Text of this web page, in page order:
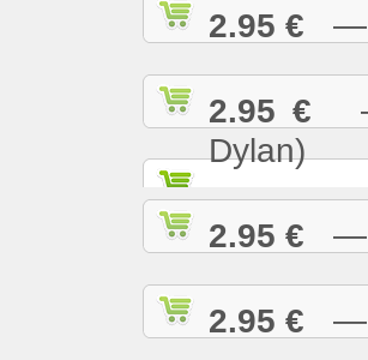
2.95 € —
2.95 € —
Dylan)
2.95 € —
2.95 € —